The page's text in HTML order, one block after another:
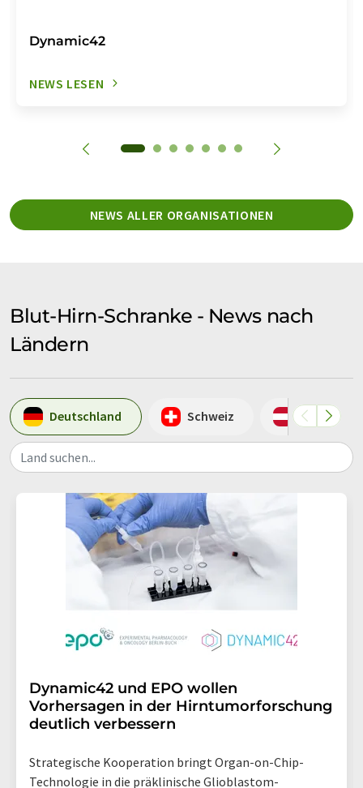
Dynamic42
NEWS LESEN
NEWS ALLER ORGANISATIONEN
Blut-Hirn-Schranke - News nach
Ländern
Deutschland Schweiz Österreich
Land suchen...
Dynamic42 und EPO wollen
Vorhersagen in der Hirntumorforschung
deutlich verbessern
Strategische Kooperation bringt Organ-on-Chip-
Technologie in die präklinische Glioblastom-